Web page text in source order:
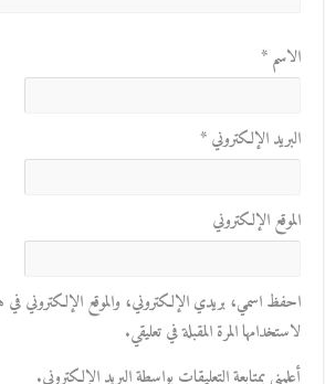
الاسم*
البريد الإلكتروني*
الموقع الإلكتروني
احفظ اسمي، بريدي الإلكتروني، والموقع الإلكتروني في
لاستخدامها المرة المقبلة في تعليقي.
أعلمني بمتابعة التعليقات بواسطة البريد الإلكتروني.